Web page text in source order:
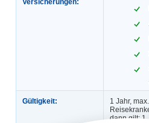
Versicherungen:
Gültigkeit:
1 Jahr,
dann gilt: 1